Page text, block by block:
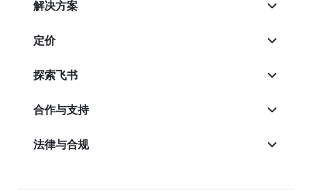
解决方案
定价
探索飞书
合作与支持
法律与合规